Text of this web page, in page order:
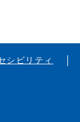
シビリティ